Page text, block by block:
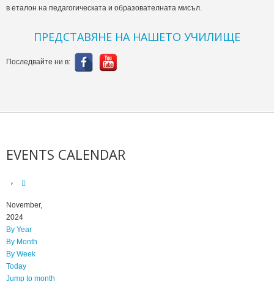
в еталон на педагогическата и образователната мисъл.
ПРЕДСТАВЯНЕ НА НАШЕТО УЧИЛИЩЕ
Последвайте ни в:
EVENTS CALENDAR
November,
2024
By Year
By Month
By Week
Today
Jump to month